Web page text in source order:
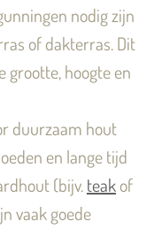
nodig zijn
of dakterras. Dit
grootte, hoogte en
duurzaam hout
en lange tijd
(bijv.teakof
vaak goede